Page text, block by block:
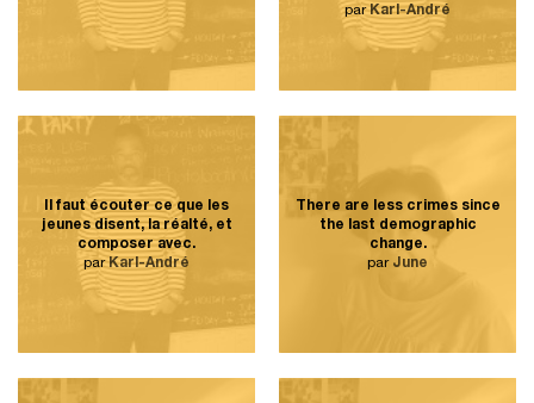
parKarl-André
Il faut écouter ce que les
jeunes disent, la réalté, et
composer avec.
parKarl-André
There are less crimes since
the last demographic
change.
par June